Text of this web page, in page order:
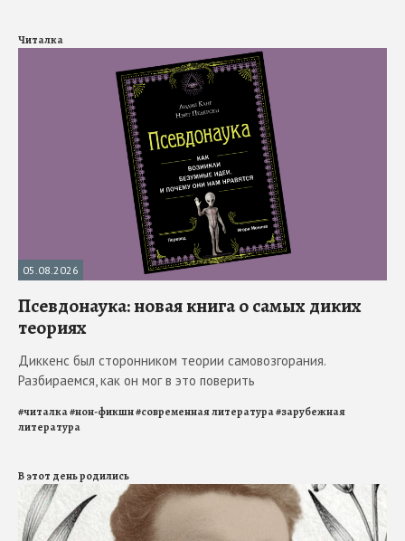
Читалка
05.08.2026
Псевдонаука: новая книга о самых диких
теориях
Диккенс был сторонником теории самовозгорания.
Разбираемся, как он мог в это поверить
#читалка#нон-фикшн#современная литература#зарубежная
литература
В этот день родились